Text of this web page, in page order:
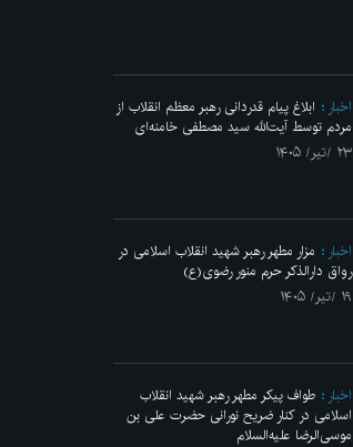
اخبار
ابلاغ پیام قدردانی رهبر معظم انقلاب از
مردم توسط آیت‌الله سید مصطفی خامنه‌ای
۲۳ /تیر/ ۱۴۰۵
اخبار
مزار مطهر رهبر شهید انقلاب اسلامی در
رواق دارالذکر حرم منور رضوی(ع)
۱۹ /تیر/ ۱۴۰۵
اخبار
طواف پیکر مطهر رهبر شهید انقلاب
اسلامی در کنار ضریح نورانی حضرت علی‌ بن
موسی‌الرضا علیه‌السلام